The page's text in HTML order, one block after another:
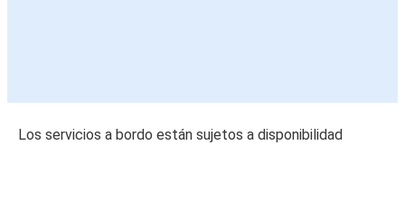
Los servicios a bordo están sujetos a disponibilidad